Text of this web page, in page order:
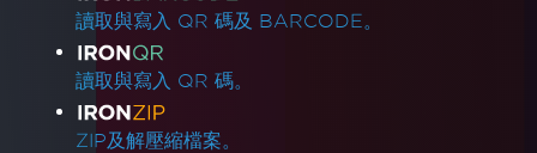
讀取與寫入 QR 碼及 BARCODE。
讀取與寫入 QR 碼。
ZIP及解壓縮檔案。